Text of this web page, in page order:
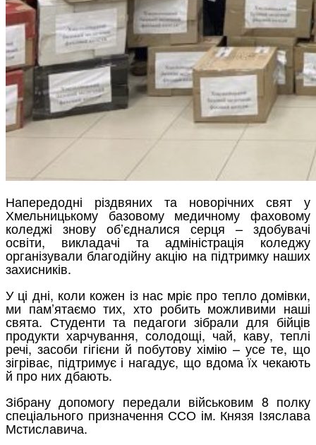
Напередодні різдвяних та новорічних свят у
Хмельницькому базовому медичному фаховому
коледжі знову об’єдналися серця – здобувачі
освіти, викладачі та адміністрація коледжу
організували благодійну акцію на підтримку наших
захисників.
У ці дні, коли кожен із нас мріє про тепло домівки,
ми пам’ятаємо тих, хто робить можливими наші
свята. Студенти та педагоги зібрали для бійців
продукти харчування, солодощі, чай, каву, теплі
речі, засоби гігієни й побутову хімію – усе те, що
зігріває, підтримує і нагадує, що вдома їх чекають
й про них дбають.
Зібрану допомогу передали військовим 8 полку
спеціального призначення ССО ім. Князя Ізяслава
Мстиславича.